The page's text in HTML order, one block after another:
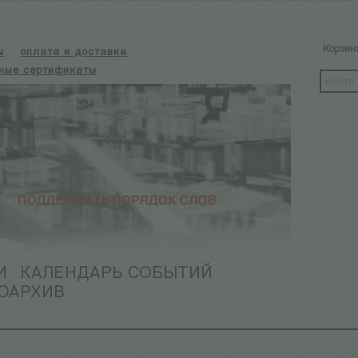
оплата и доставка
сертификаты
КАЛЕНДАРЬ СОБЫТИЙ